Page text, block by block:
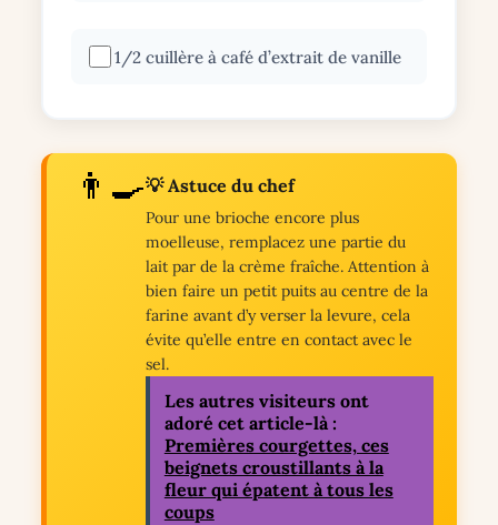
1/2 cuillère à café d’extrait de vanille
👨‍🍳💡 Astuce du chef
Pour une brioche encore plus
moelleuse, remplacez une partie du
lait par de la crème fraîche. Attention à
bien faire un petit puits au centre de la
farine avant d’y verser la levure, cela
évite qu’elle entre en contact avec le
sel.
Les autres visiteurs ont
adoré cet article-là :
Premières courgettes, ces
beignets croustillants à la
fleur qui épatent à tous les
coups